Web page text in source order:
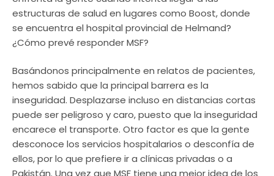
estructuras de salud en lugares como Boost, donde
se encuentra el hospital provincial de Helmand?
¿Cómo prevé responder MSF?
Basándonos principalmente en relatos de pacientes,
hemos sabido que la principal barrera es la
inseguridad. Desplazarse incluso en distancias cortas
puede ser peligroso y caro, puesto que la inseguridad
encarece el transporte. Otro factor es que la gente
desconoce los servicios hospitalarios o desconfía de
ellos, por lo que prefiere ir a clínicas privadas o a